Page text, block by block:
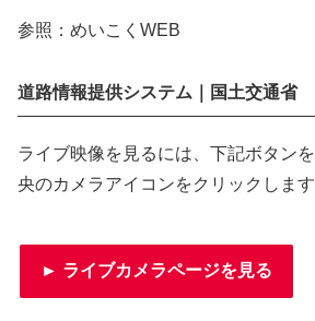
参照：めいこくWEB
道路情報提供システム｜国土交通省
ライブ映像を見るには、下記ボタン
央のカメラアイコンをクリックします
► ライブカメラページを見る